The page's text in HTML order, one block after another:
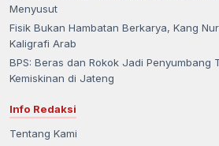
Menyusut
Fisik Bukan Hambatan Berkarya, Kang
Kaligrafi Arab
BPS: Beras dan Rokok Jadi Penyumbang
Kemiskinan di Jateng
Info Redaksi
Tentang Kami